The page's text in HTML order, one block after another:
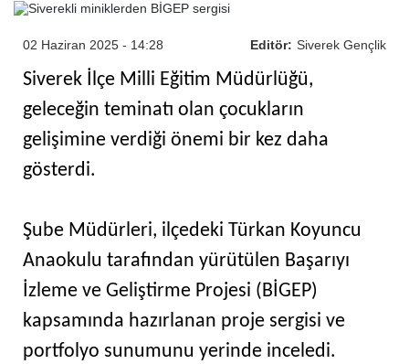
Editör: Siverek Gençlik
02 Haziran 2025 - 14:28
Siverek İlçe Milli Eğitim Müdürlüğü,
geleceğin teminatı olan çocukların
gelişimine verdiği önemi bir kez daha
gösterdi.
Şube Müdürleri, ilçedeki Türkan Koyuncu
Anaokulu tarafından yürütülen Başarıyı
İzleme ve Geliştirme Projesi (BİGEP)
kapsamında hazırlanan proje sergisi ve
portfolyo sunumunu yerinde inceledi.